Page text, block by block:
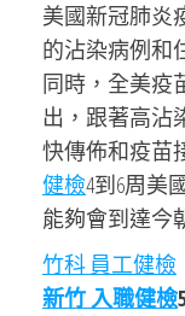
美國新冠肺炎
的沾染病例和
同時，全美疫
出，跟著高
快傳佈和疫苗
健檢4到6周美
能夠會到達今
竹科 員工健檢
新竹 入職健檢